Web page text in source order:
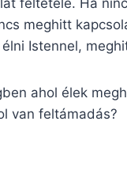
meghitt
Istennel,
ahol élek
van feltámadás?